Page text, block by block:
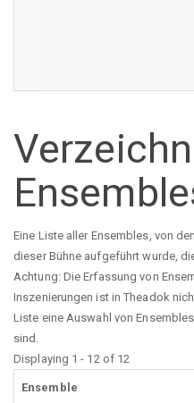
Eine Liste aller Ensembles, von
dieser Bühne aufgeführt wurde,
Achtung: Die Erfassung von
Inszenierungen ist in Theadok
Liste eine Auswahl von
sind.
Displaying 1 - 12 of 12
Ensemble